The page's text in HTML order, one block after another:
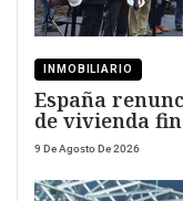
INMOBILIARIO
España
de vivienda
9 De Agosto De 2026